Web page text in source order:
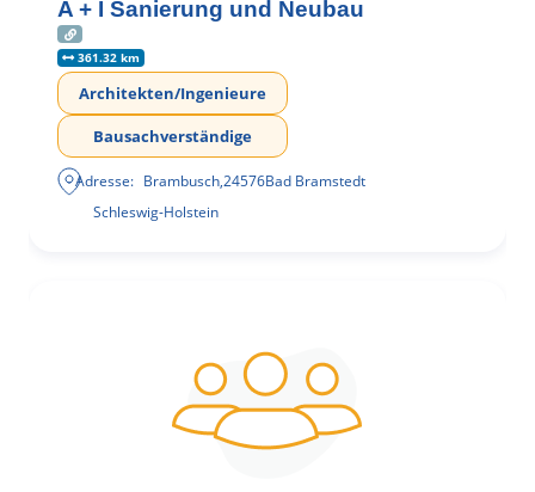
A + I Sanierung und Neubau
361.32 km
Architekten/Ingenieure
Bausachverständige
Adresse: Brambusch,24576Bad Bramstedt
Schleswig-Holstein